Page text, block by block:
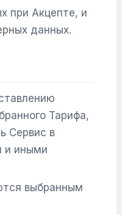
при Акцепте, и
данных.
Тарифа,
Сервис в
и иными
выбранным